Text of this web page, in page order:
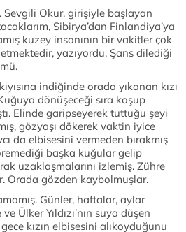
Sevgili Okur, girişiyle başlayan
Sibirya’dan Finlandiya’ya
kuzey insanının bir vakitler çok
yazıyordu. Şans dilediği
indiğinde orada yıkanan kızı
dönüşeceği sıra koşup
Elinde garipseyerek tuttuğu şeyi
gözyaşı dökerek vaktin iyice
da elbisesini vermeden bırakmış
başka kuğular gelip
uzaklaşmalarını izlemiş. Zühre
Orada gözden kaybolmuşlar.
Günler, haftalar, aylar
Ülker Yıldızı’nın suya düşen
kızın elbisesini alıkoyduğunu